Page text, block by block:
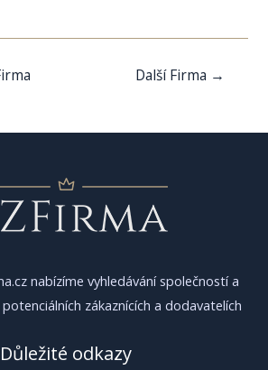
Další Firma →
nabízíme vyhledávání společností a
zákaznících a dodavatelích
Důležité odkazy